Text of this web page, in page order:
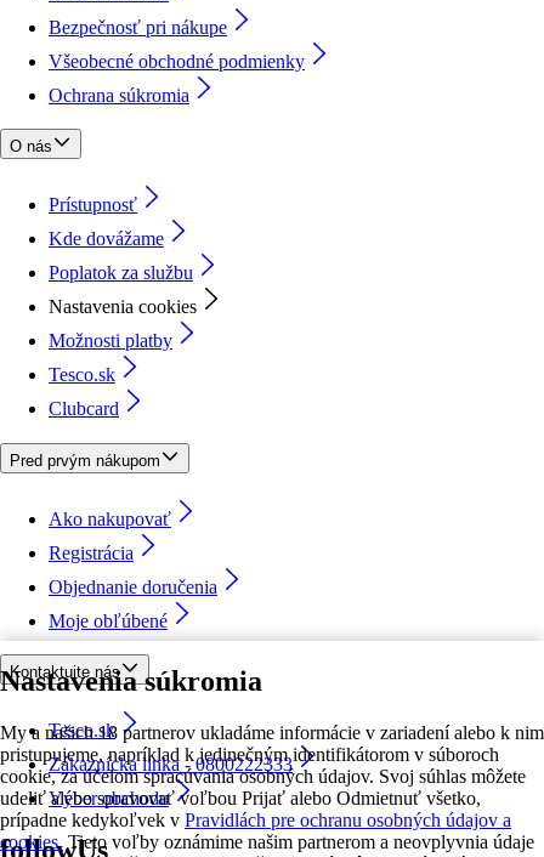
Nastavenia súkromia
My a našich 18 partnerov ukladáme informácie v zariadení alebo k nim
pristupujeme, napríklad k jedinečným identifikátorom v súboroch
cookie, za účelom spracúvania osobných údajov. Svoj súhlas môžete
udeliť alebo spravovať voľbou Prijať alebo Odmietnuť všetko,
prípadne kedykoľvek v Pravidlách pre ochranu osobných údajov a
cookies. Tieto voľby oznámime našim partnerom a neovplyvnia údaje
Bezpečnosť pri nákupe
Všeobecné obchodné podmienky
Ochrana súkromia
O nás
Prístupnosť
Kde dovážame
Poplatok za službu
Nastavenia cookies
Možnosti platby
Tesco.sk
Clubcard
Pred prvým nákupom
Ako nakupovať
Registrácia
Objednanie doručenia
Moje obľúbené
Kontaktujte nás
Tesco.sk
Zákaznícka linka - 0800222333
Výber obchodu
followUs